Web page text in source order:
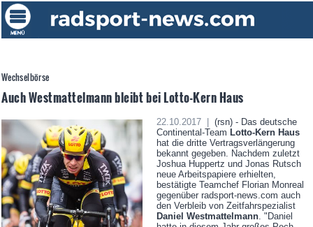
Wechselbörse
Auch Westmattelmann bleibt bei Lotto-Kern Haus
22.10.2017 |
(rsn) - Das deutsche
Continental-Team Lotto-Kern Haus
hat die dritte Vertragsverlängerung
bekannt gegeben. Nachdem zuletzt
Joshua Huppertz und Jonas Rutsch
neue Arbeitspapiere erhielten,
bestätigte Teamchef Florian Monreal
gegenüber radsport-news.com auch
den Verbleib von Zeitfahrspezialist
Daniel Westmattelmann. "Daniel